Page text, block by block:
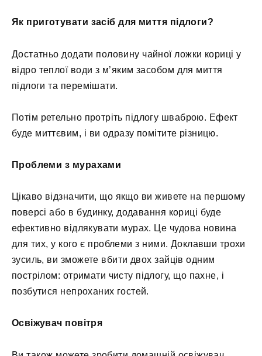
Як приготувати засіб для миття підлоги?
Достатньо додати половину чайної ложки кориці у
відро теплої води з м’яким засобом для миття
підлоги та перемішати.
Потім ретельно протріть підлогу шваброю. Ефект
буде миттєвим, і ви одразу помітите різницю.
Проблеми з мурахами
Цікаво відзначити, що якщо ви живете на першому
поверсі або в будинку, додавання кориці буде
ефективно відлякувати мурах. Це чудова новина
для тих, у кого є проблеми з ними. Доклавши трохи
зусиль, ви зможете вбити двох зайців одним
пострілом: отримати чисту підлогу, що пахне, і
позбутися непроханих гостей.
Освіжувач повітря